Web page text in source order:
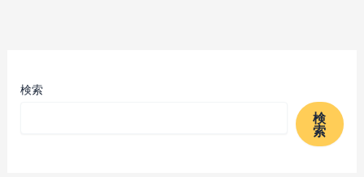
検索
検
索